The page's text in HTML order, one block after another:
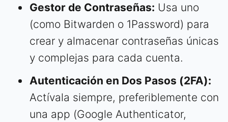
Gestor de Contraseñas: Usa uno
(como Bitwarden o 1Password) para
crear y almacenar contraseñas únicas
y complejas para cada cuenta.
Autenticación en Dos Pasos (2FA):
Actívala siempre, preferiblemente con
una app (Google Authenticator,